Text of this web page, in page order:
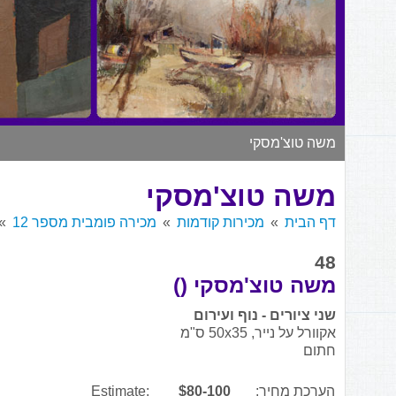
משה טוצ'מסקי
משה טוצ'מסקי
דף הבית מכירות קודמות מכירה פומבית מספר 12
48
משה טוצ'מסקי ()
שני ציורים - נוף ועירום
אקוורל על נייר, 50x35 ס"מ
חתום
הערכת מחיר: $80-100
Estimate: